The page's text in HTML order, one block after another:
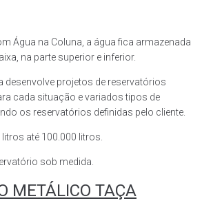
Água na Coluna, a água fica armazenada
na parte superior e inferior.
desenvolve projetos de reservatórios
cada situação e variados tipos de
os reservatórios definidas pelo cliente.
até 100.000 litros.
sob medida.
METÁLICO TAÇA